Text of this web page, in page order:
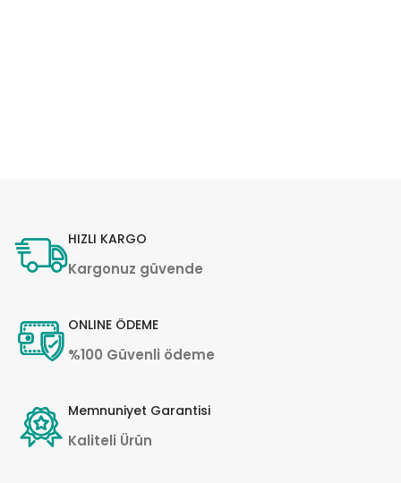
HIZLI KARGO
Kargonuz güvende
ONLINE ÖDEME
%100 Güvenli ödeme
Memnuniyet Garantisi
Kaliteli Ürün